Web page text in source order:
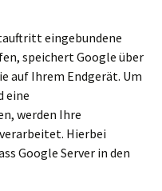
eingebundene
speichert Google über
auf Ihrem Endgerät. Um
eine
werden Ihre
Hierbei
Google Server in den